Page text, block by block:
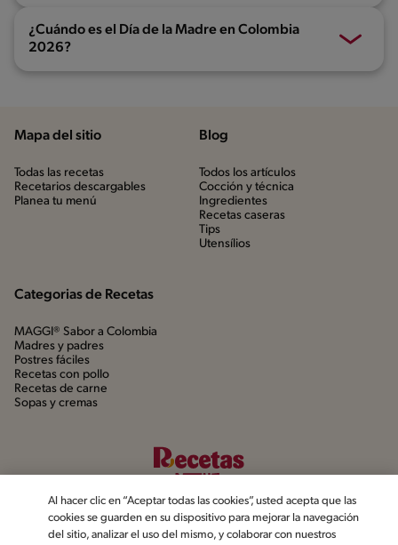
¿Cuándo es el Día de la Madre en Colombia
2026?
Mapa del sitio
Todas las recetas
Recetarios descargables
Planea tu menú
Blog
Todos los artículos
Cocción y técnica
Ingredientes
Recetas caseras
Tips
Utensílios
Categorias de Recetas
MAGGI® Sabor a Colombia
Madres y padres
Postres fáciles
Recetas con pollo
Recetas de carne
Sopas y cremas
Al hacer clic en “Aceptar todas las cookies”, usted acepta que las
cookies se guarden en su dispositivo para mejorar la navegación
del sitio, analizar el uso del mismo, y colaborar con nuestros